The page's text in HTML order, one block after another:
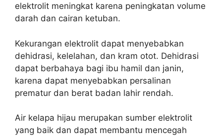
elektrolit meningkat karena peningkatan volume
darah dan cairan ketuban.
Kekurangan elektrolit dapat menyebabkan
dehidrasi, kelelahan, dan kram otot. Dehidrasi
dapat berbahaya bagi ibu hamil dan janin,
karena dapat menyebabkan persalinan
prematur dan berat badan lahir rendah.
Air kelapa hijau merupakan sumber elektrolit
yang baik dan dapat membantu mencegah